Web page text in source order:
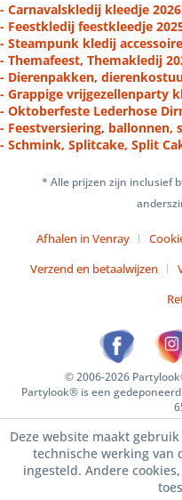
- Carnavalskledij kleedje 2026
- Feestkledij feestkleedje
- Steampunk kledij
- Themafeest, Themakledij
- Dierenpakken,
- Grappige vrijgezellenparty
- Oktoberfeste Lederhose
- Feestversiering, ballonnen,
- Schmink, Splitcake, Split
* Alle prijzen zijn inclusief
Afhalen in Venray
Verzend en betaalwijzen
© 2006-2026
Partylook® is een
Deze website maakt
technische werking van
ingesteld. Andere